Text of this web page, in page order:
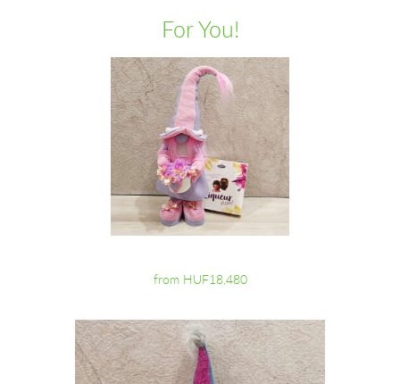
For You!
from HUF18,480